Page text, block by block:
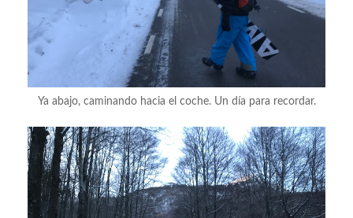
Ya abajo, caminando hacia el coche. Un día para recordar.